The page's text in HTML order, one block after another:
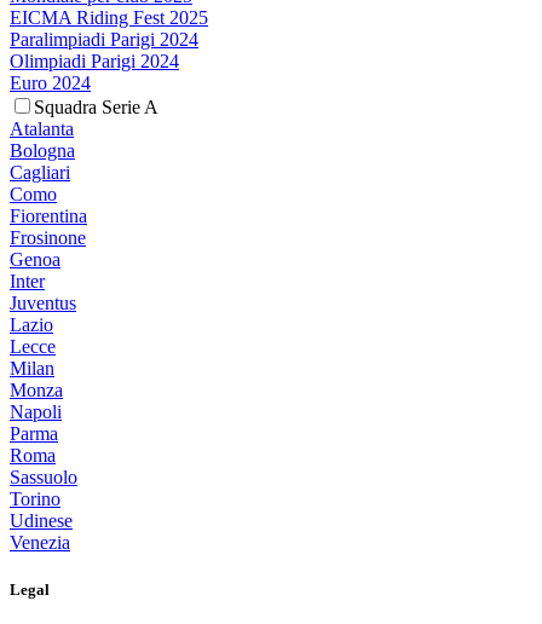
EICMA Riding Fest 2025
Paralimpiadi Parigi 2024
Olimpiadi Parigi 2024
Euro 2024
Squadra Serie A
Atalanta
Bologna
Cagliari
Como
Fiorentina
Frosinone
Genoa
Inter
Juventus
Lazio
Lecce
Milan
Monza
Napoli
Parma
Roma
Sassuolo
Torino
Udinese
Venezia
Legal